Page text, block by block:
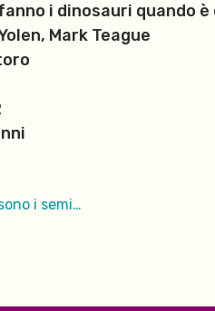
i dinosauri quando
Mark Teague
i semi…